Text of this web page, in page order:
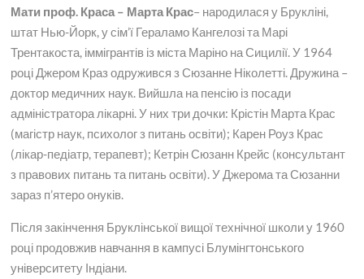
Мати проф. Краса – Марта Крас– народилася у Брукліні,
штат Нью-Йорк, у сім’ї Гераламо Кангелозі та Марі
Трентакоста, іммігрантів із міста Маріно на Сицилії. У 1964
році Джером Краз одружився з Сюзанне Ніколетті. Дружина –
доктор медичних наук. Вийшла на пенсію із посади
адміністратора лікарні. У них три дочки: Крістін Марта Крас
(магістр наук, психолог з питань освіти); Карен Роуз Крас
(лікар-педіатр, терапевт); Кетрін Сюзанн Крейс (консультант
з правових питань та питань освіти). У Джерома та Сюзанни
зараз п’ятеро онуків.
Після закінчення Бруклінської вищої технічної школи у 1960
році продовжив навчання в кампусі Блумінгтонського
університету Індіани.